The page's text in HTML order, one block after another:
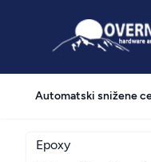
Overnight
Automatski snižene
Epoxy